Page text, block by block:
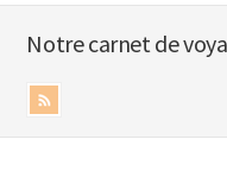
Notre carnet de